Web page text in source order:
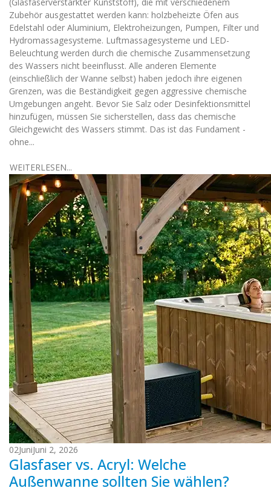
Zubehör ausgestattet werden kann: holzbeheizte Öfen aus
Edelstahl oder Aluminium, Elektroheizungen, Pumpen, Filter und
Hydromassagesysteme. Luftmassagesysteme und LED-
Beleuchtung werden durch die chemische Zusammensetzung
des Wassers nicht beeinflusst. Alle anderen Elemente
(einschließlich der Wanne selbst) haben jedoch ihre eigenen
Grenzen, was die Beständigkeit gegen aggressive chemische
Umgebungen angeht. Bevor Sie Salz oder Desinfektionsmittel
hinzufügen, müssen Sie sicherstellen, dass das chemische
Gleichgewicht des Wassers stimmt. Das ist das Fundament -
ohne...
WEITERLESEN...
02JuniJuni 2, 2026
Glasfaser vs. Acryl: Welche
Außenwanne sollten Sie wählen?